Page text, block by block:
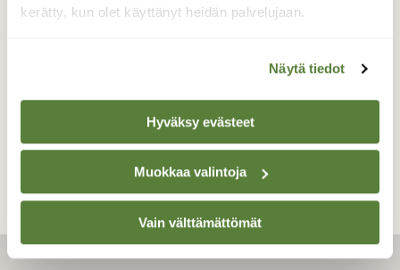
kerätty, kun olet käyttänyt heidän palvelujaan.
Näytä tiedot
Hyväksy evästeet
Muokkaa valintoja
Vain välttämättömät
Valokuvaaja: Martti Valtonen, Pesäkallion ls. alue,
TAKAISIN LISTAAN